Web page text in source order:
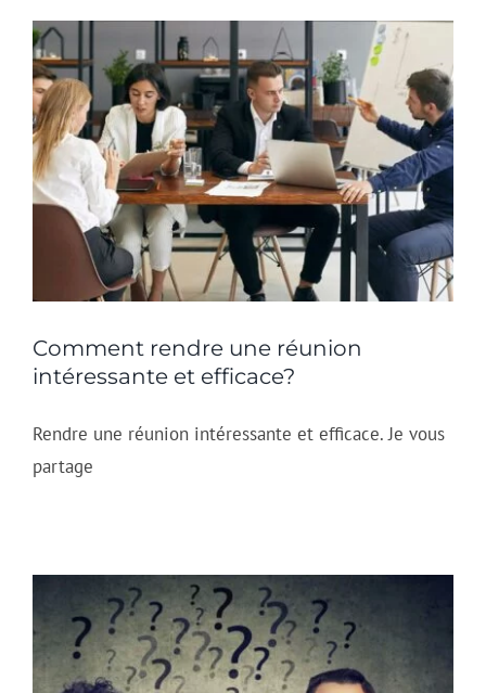
Comment rendre une réunion
intéressante et efficace?
Rendre une réunion intéressante et efficace. Je vous
partage